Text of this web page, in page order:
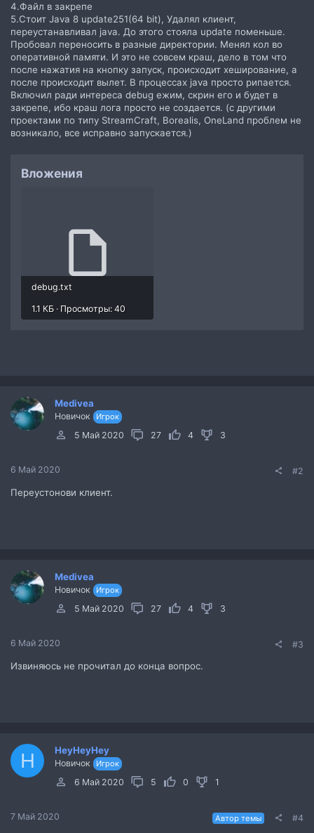
4.Файл в закрепе
5.Стоит Java 8 update251(64 bit), Удалял клиент,
переустанавливал java. До этого стояла update поменьше.
Пробовал переносить в разные директории. Менял кол во
оперативной памяти. И это не совсем краш, дело в том что
после нажатия на кнопку запуск, происходит хеширование, а
после происходит вылет. В процессах java просто рипается.
Включил ради интереса debug ежим, скрин его и будет в
закрепе, ибо краш лога просто не создается. (с другими
проектами по типу StreamCraft, Borealis, OneLand проблем не
возникало, все исправно запускается.)
Вложения
debug.txt
1.1 КБ · Просмотры: 40
Medivea
Новичок Игрок
5 Май 2020 27 4 3
6 Май 2020 #2
Переустонови клиент.
Medivea
Новичок Игрок
5 Май 2020 27 4 3
6 Май 2020 #3
Извиняюсь не прочитал до конца вопрос.
H HeyHeyHey
Новичок Игрок
6 Май 2020 5 0 1
7 Май 2020 Автор темы #4